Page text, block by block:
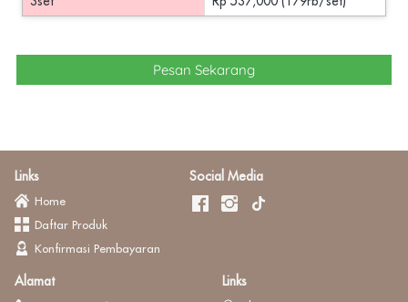
`Pesan Sekarang
Links
Home
Daftar Produk
Konfirmasi Pembayaran
Social Media
Alamat Links